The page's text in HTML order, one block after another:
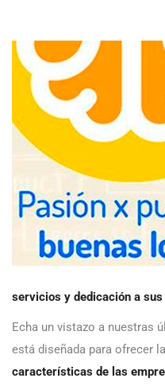
servicios y dedicación a
Echa un vistazo a nuestras
está diseñada para ofrecer
características de las